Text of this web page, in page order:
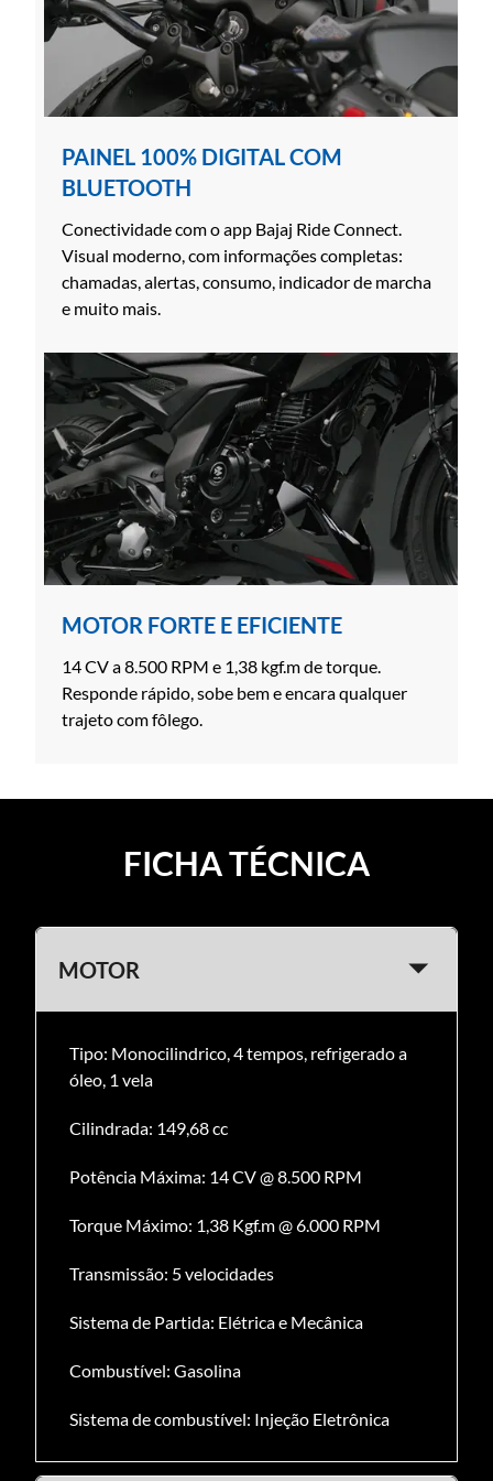
PAINEL 100% DIGITAL COM
BLUETOOTH
Conectividade com o app Bajaj Ride Connect.
Visual moderno, com informações completas:
chamadas, alertas, consumo, indicador de marcha
e muito mais.
MOTOR FORTE E EFICIENTE
14 CV a 8.500 RPM e 1,38 kgf.m de torque.
Responde rápido, sobe bem e encara qualquer
trajeto com fôlego.
FICHA TÉCNICA
MOTOR
Tipo: Monocilindrico, 4 tempos, refrigerado a
óleo, 1 vela
Cilindrada: 149,68 cc
Potência Máxima: 14 CV @ 8.500 RPM
Torque Máximo: 1,38 Kgf.m @ 6.000 RPM
Transmissão: 5 velocidades
Sistema de Partida: Elétrica e Mecânica
Combustível: Gasolina
Sistema de combustível: Injeção Eletrônica